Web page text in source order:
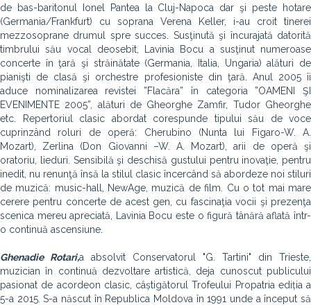
de bas-baritonul Ionel Pantea la Cluj-Napoca dar şi peste hotare
(Germania/Frankfurt) cu soprana Verena Keller, i-au croit tinerei
mezzosoprane drumul spre succes. Susţinută şi încurajată datorită
timbrului său vocal deosebit, Lavinia Bocu a susţinut numeroase
concerte în ţară şi străinătate (Germania, Italia, Ungaria) alături de
pianişti de clasă şi orchestre profesioniste din ţară. Anul 2005 îi
aduce nominalizarea revistei ”Flacăra” în categoria ”OAMENI ŞI
EVENIMENTE 2005”, alături de Gheorghe Zamfir, Tudor Gheorghe
etc. Repertoriul clasic abordat corespunde tipului său de voce
cuprinzând roluri de operă: Cherubino (Nunta lui Figaro-W. A.
Mozart), Zerlina (Don Giovanni –W. A. Mozart), arii de operă şi
oratoriu, lieduri. Sensibilă şi deschisă gustului pentru inovaţie, pentru
inedit, nu renunţă însă la stilul clasic încercând să abordeze noi stiluri
de muzică: music-hall, NewAge, muzică de film. Cu o tot mai mare
cerere pentru concerte de acest gen, cu fascinaţia vocii şi prezenţa
scenica mereu apreciată, Lavinia Bocu este o figură tânără aflată într-
o continuă ascensiune.
Ghenadie Rotari,a absolvit Conservatorul "G. Tartini" din Trieste,
muzician în continuă dezvoltare artistică, deja cunoscut publicului
pasionat de acordeon clasic, câștigătorul Trofeului Propatria ediția a
5-a 2015. S-a născut în Republica Moldova în 1991 unde a început să